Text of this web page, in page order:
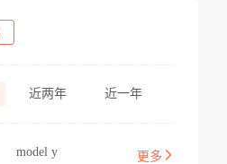
近两年 近一年
model y 更多